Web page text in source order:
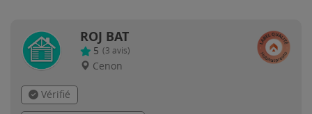
ROJ BAT
5 (3 avis)
Cenon
Vérifié